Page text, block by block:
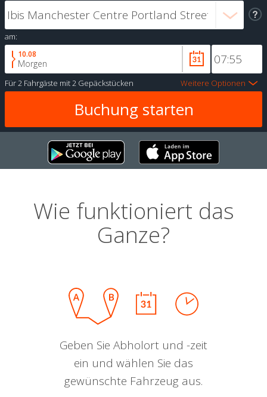
am:
10.08
Morgen
Für2 Fahrgäste mit2 Gepäckstücken Weitere Optionen
Wie funktioniert das
Ganze?
Geben Sie Abholort und -zeit
ein und wählen Sie das
gewünschte Fahrzeug aus.